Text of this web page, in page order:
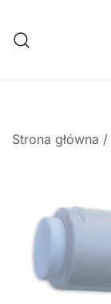
treści
Strona główna /